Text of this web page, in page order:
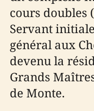
cours doubles (
Servant
général aux
devenu la
Grands
de Monte.